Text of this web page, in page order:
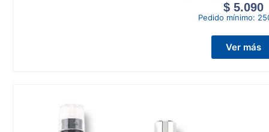
$ 5.090
Pedido mínimo:
Ver más